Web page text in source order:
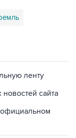
ленту
сайта